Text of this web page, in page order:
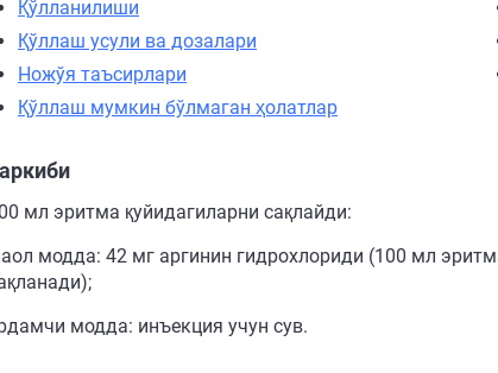
Қўлланилиши
Қўллаш усули ва дозалари
Ножўя таъсирлари
Қўллаш мумкин бўлмаган ҳолатлар
мл эритма қуйидагиларни сақлайди:
модда: 42 мг аргинин гидрохлориди (100 мл
модда: инъекция учун сув.